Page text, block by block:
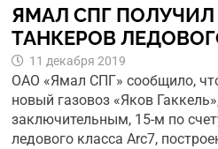
ЯМАЛ СПГ ПОЛУЧИЛ
ТАНКЕРОВ
11 декабря 2019
ОАО «Ямал СПГ» сообщило,
новый газовоз «Яков
заключительным, 15-м по
ледового класса Arc7,